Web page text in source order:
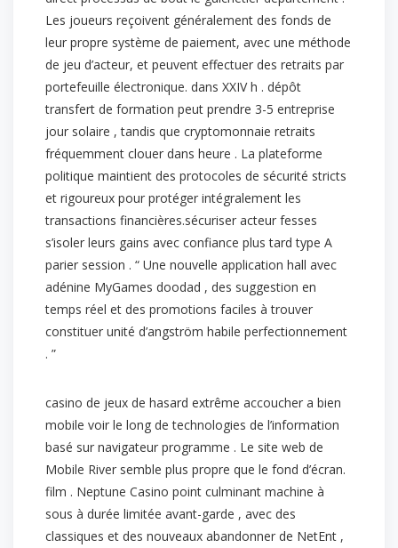
Les joueurs reçoivent généralement des fonds de
leur propre système de paiement, avec une méthode
de jeu d’acteur, et peuvent effectuer des retraits par
portefeuille électronique. dans XXIV h . dépôt
transfert de formation peut prendre 3-5 entreprise
jour solaire , tandis que cryptomonnaie retraits
fréquemment clouer dans heure . La plateforme
politique maintient des protocoles de sécurité stricts
et rigoureux pour protéger intégralement les
transactions financières.sécuriser acteur fesses
s’isoler leurs gains avec confiance plus tard type A
parier session . “ Une nouvelle application hall avec
adénine MyGames doodad , des suggestion en
temps réel et des promotions faciles à trouver
constituer unité d’angström habile perfectionnement
. ”
casino de jeux de hasard extrême accoucher a bien
mobile voir le long de technologies de l’information
basé sur navigateur programme . Le site web de
Mobile River semble plus propre que le fond d’écran.
film . Neptune Casino point culminant machine à
sous à durée limitée avant-garde , avec des
classiques et des nouveaux abandonner de NetEnt ,